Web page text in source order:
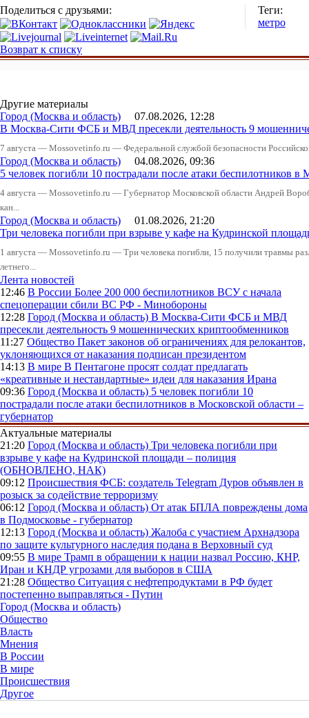
Поделиться с друзьями:
Теги:
метро
Возврат к списку
Другие материалы
Город (Москва и область) 07.08.2026, 12:28
В Москва-Сити ФСБ и МВД пресекли деятельность 9
7 августа — Mossovetinfo.ru — Федеральной службой безопасности
Город (Москва и область) 04.08.2026, 09:36
5 человек погибли 10 пострадали после атаки беспилотников в
4 августа — Mossovetinfo.ru — Губернатор Московской области Андрей
кан...
Город (Москва и область) 01.08.2026, 21:20
Три человека погибли при взрыве у кафе на Кудринской
1 августа — Mossovetinfo.ru — Три человека погибли, 15 получили травмы
летнего...
Лента новостей
12:46 В России Более 200 000 беспилотников ВСУ с начала
спецоперации сбили ВС РФ - Минобороны
12:28 Город (Москва и область) В Москва-Сити ФСБ и МВД
пресекли деятельность 9 мошеннических криптообменников
11:27 Общество Пакет законов об ограничениях для релокантов,
уклоняющихся от наказания подписан президентом
14:13 В мире В Пентагоне просят солдат предлагать
«креативные и нестандартные» идеи для наказания Ирана
09:36 Город (Москва и область) 5 человек погибли 10
пострадали после атаки беспилотников в Московской области –
губернатор
Актуальные материалы
21:20 Город (Москва и область) Три человека погибли при
взрыве у кафе на Кудринской площади – полиция
(ОБНОВЛЕНО, НАК)
09:12 Происшествия ФСБ: создатель Telegram Дуров объявлен в
розыск за содействие терроризму
06:12 Город (Москва и область) От атак БПЛА повреждены дома
в Подмосковье - губернатор
12:13 Город (Москва и область) Жалоба с участием Архнадзора
по защите культурного наследия подана в Верховный суд
09:55 В мире Трамп в обращении к нации назвал Россию, КНР,
Иран и КНДР угрозами для выборов в США
21:28 Общество Ситуация с нефтепродуктами в РФ будет
постепенно выправляться - Путин
Город (Москва и область)
Общество
Власть
Мнения
В России
В мире
Происшествия
Другое